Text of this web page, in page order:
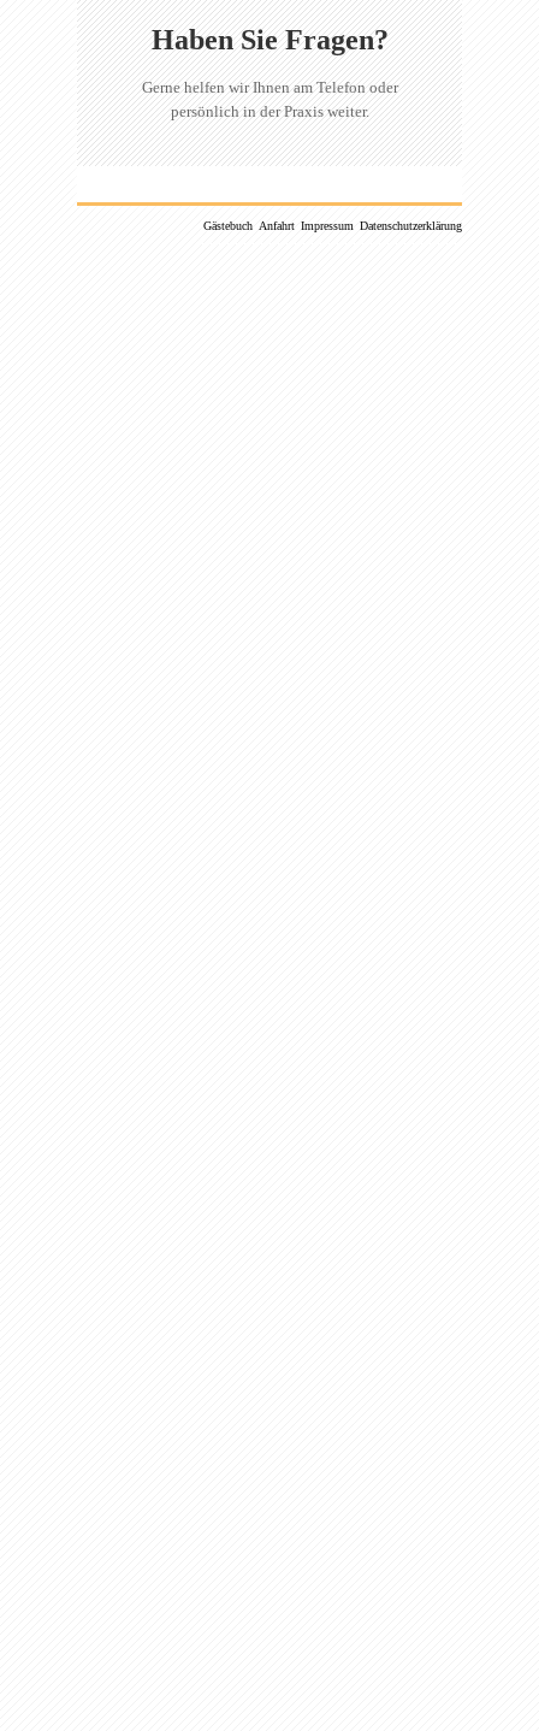
Haben Sie Fragen?
Gerne helfen wir Ihnen am Telefon oder
persönlich in der Praxis weiter.
Gästebuch Anfahrt Impressum Datenschutzerklärung